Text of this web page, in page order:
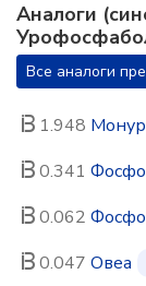
Аналоги
Все аналоги
1.948
0.341
0.062
0.047 Овеа